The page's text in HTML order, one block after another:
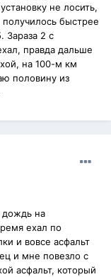
не лосить,
быстрее
Зараза 2 с
правда дальше
на 100-м км
половину из
дождь на
ехал по
и вовсе асфальт
и мне повезло с
асфальт, который